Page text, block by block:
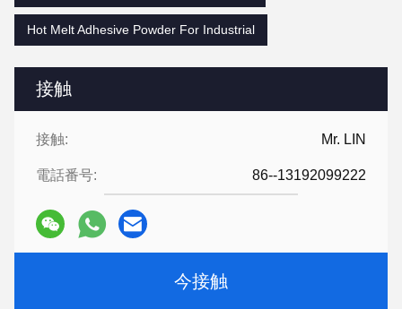
接触
接触: Mr. LIN
電話番号: 86--13192099222
今接触
Hot Melt Adhesive Powder For Industrial